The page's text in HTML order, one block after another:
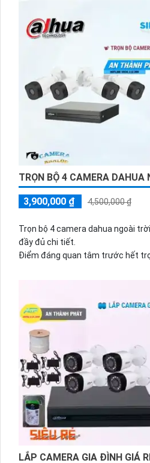
TRỌN BỘ 4 CAMERA DAHUA
3,900,000 ₫ 4,500,000 ₫
Trọn bộ 4 camera dahua ngoài
đầy đủ chi tiết.
Điểm đáng quan tâm trước hết
AHD, CVI, TVI, BCS truyền dẫn
cáp đồng trục.
Công nghệ được tích hợp cao
dụng trọn bộ với nhiều loại thiết bị
Hình ảnh và âm thanh truyền qua
camera dahua trong trọn bộ đều
không bị mờ hay gãy, Hoàn toàn
chân thực. trọn bộ cũng được bán với mức giá rẻ, phù hợp
với nhu cầu và ngân sách của
Tuy
LẮP CAMERA GIA ĐÌNH GIÁ